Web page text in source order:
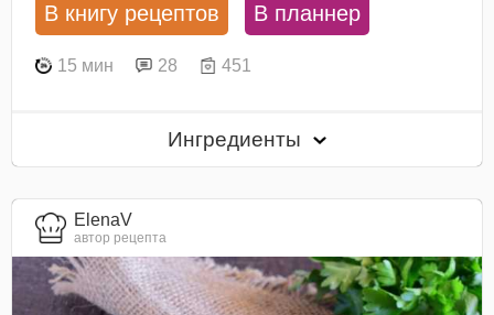
В книгу рецептов В планнер
15 мин 28 451
Ингредиенты
ElenaV
автор рецепта